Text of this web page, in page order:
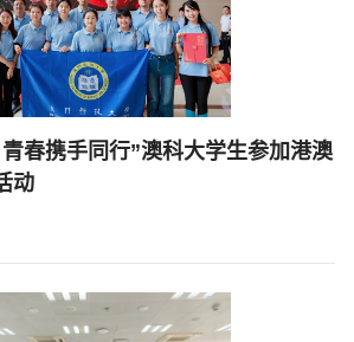
春携手同行”澳科大学生参加港澳
动